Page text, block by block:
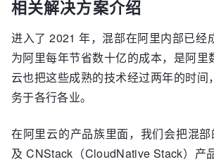
相关解决方案介绍
进入了 2021 年，混部在阿里内部已经
为阿里每年节省数十亿的成本，是阿
云也把这些成熟的技术经过两年的时
务于各行各业。
在阿里云的产品族里面，我们会把混
及 CNStack（CloudNative Stack）产